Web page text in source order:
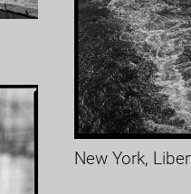
New York,